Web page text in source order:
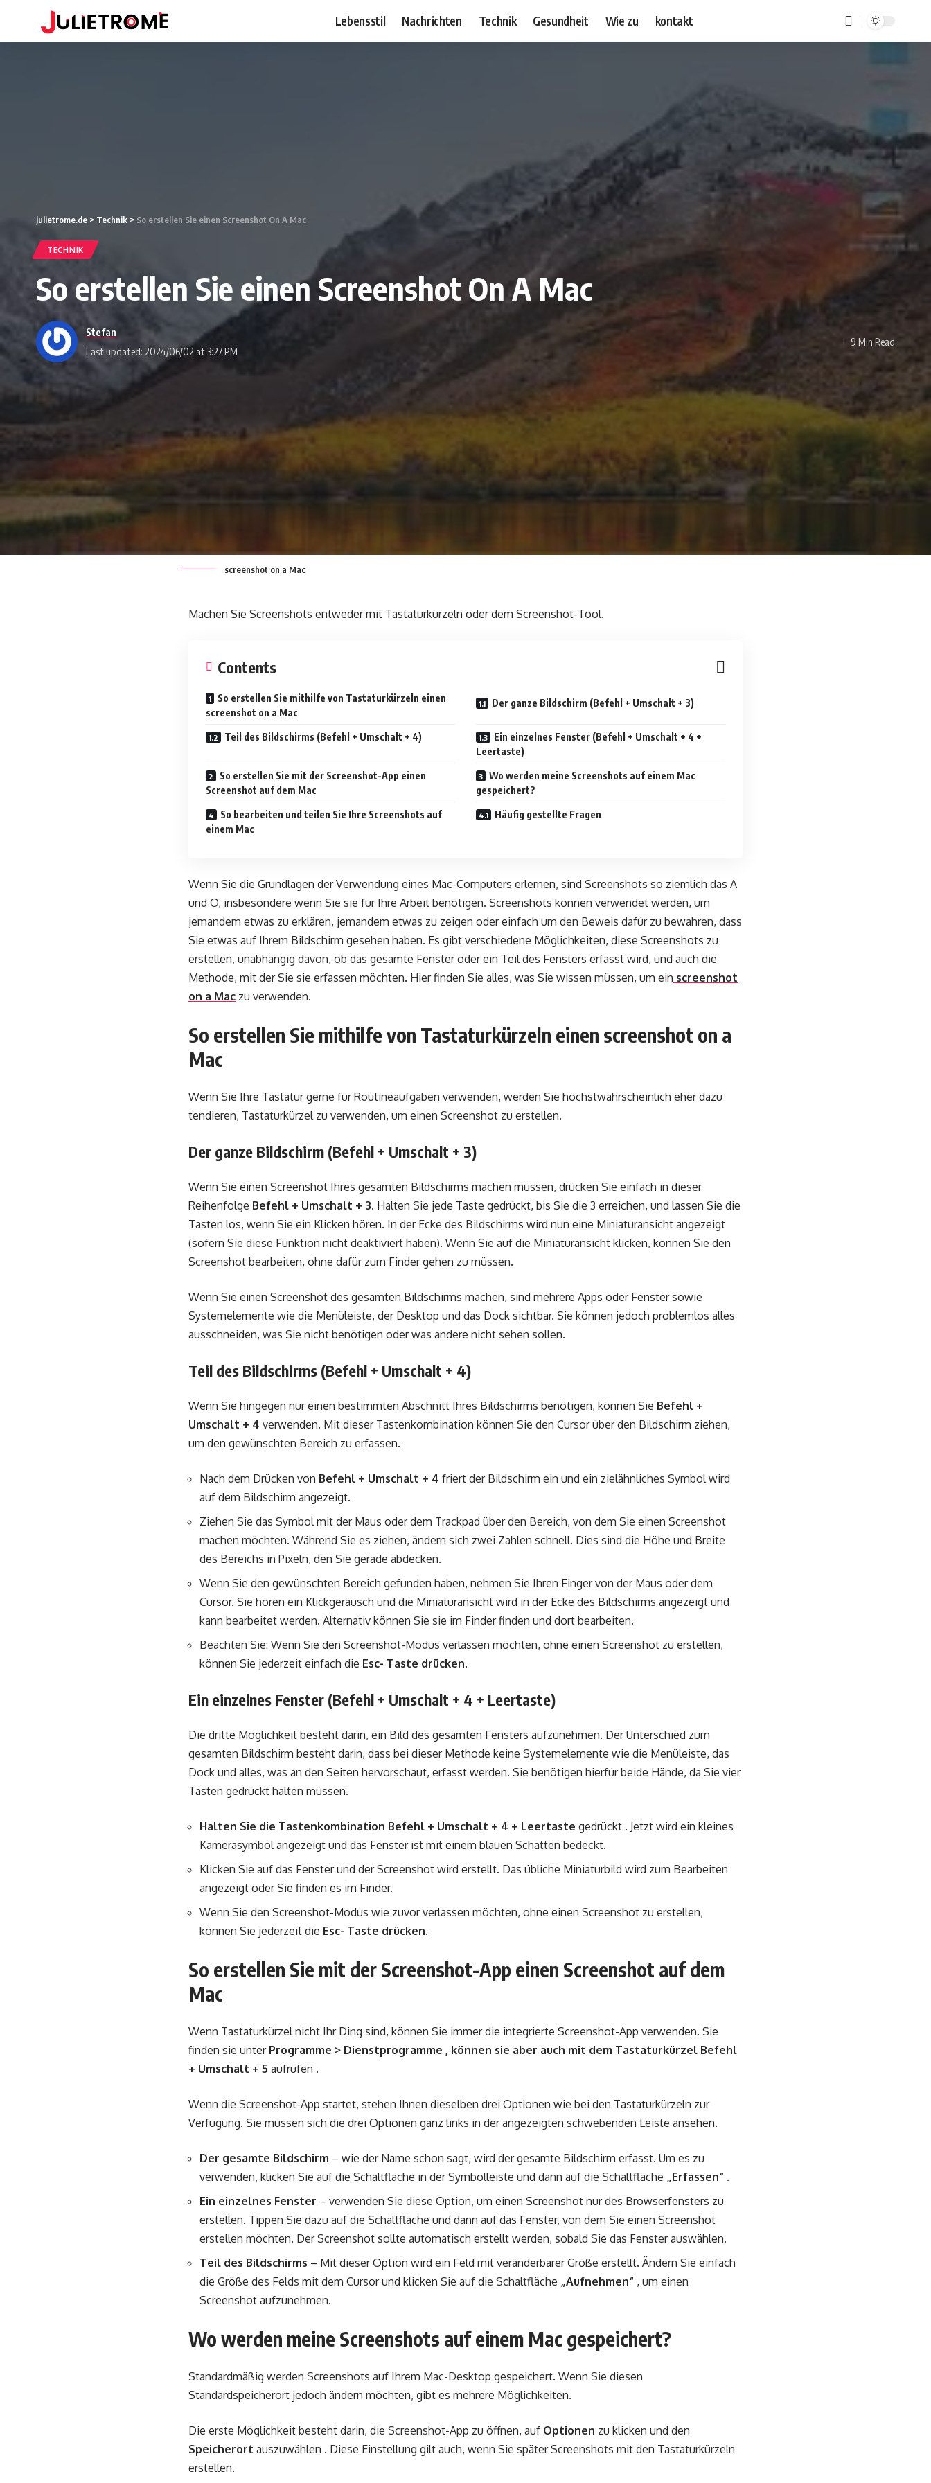
Lebensstil Nachrichten Technik Gesundheit Wie zu kontakt
julietrome.de > Technik > So erstellen Sie einen Screenshot On A Mac
TECHNIK
So erstellen Sie einen Screenshot On A Mac
Last updated: 2024/06/02 at 3:27 PM
Stefan
9 Min Read
screenshot on a Mac
Machen Sie Screenshots entweder mit Tastaturkürzeln oder dem Screenshot-Tool.
Contents
So erstellen Sie mithilfe von Tastaturkürzeln einen
screenshot on a Mac
Der ganze Bildschirm (Befehl + Umschalt + 3)
Teil des Bildschirms (Befehl + Umschalt + 4)
Ein einzelnes Fenster (Befehl + Umschalt + 4 +
Leertaste)
So erstellen Sie mit der Screenshot-App einen
Screenshot auf dem Mac
Wo werden meine Screenshots auf einem Mac
gespeichert?
So bearbeiten und teilen Sie Ihre Screenshots auf
einem Mac
Häufig gestellte Fragen
Wenn Sie die Grundlagen der Verwendung eines Mac-Computers erlernen, sind Screenshots so ziemlich das A
und O, insbesondere wenn Sie sie für Ihre Arbeit benötigen. Screenshots können verwendet werden, um
jemandem etwas zu erklären, jemandem etwas zu zeigen oder einfach um den Beweis dafür zu bewahren, dass
Sie etwas auf Ihrem Bildschirm gesehen haben. Es gibt verschiedene Möglichkeiten, diese Screenshots zu
erstellen, unabhängig davon, ob das gesamte Fenster oder ein Teil des Fensters erfasst wird, und auch die
Methode, mit der Sie sie erfassen möchten. Hier finden Sie alles, was Sie wissen müssen, um ein screenshot
on a Mac zu verwenden.
So erstellen Sie mithilfe von Tastaturkürzeln einen screenshot on a
Mac
Wenn Sie Ihre Tastatur gerne für Routineaufgaben verwenden, werden Sie höchstwahrscheinlich eher dazu
tendieren, Tastaturkürzel zu verwenden, um einen Screenshot zu erstellen.
Der ganze Bildschirm (Befehl + Umschalt + 3)
Wenn Sie einen Screenshot Ihres gesamten Bildschirms machen müssen, drücken Sie einfach in dieser
Reihenfolge Befehl + Umschalt + 3. Halten Sie jede Taste gedrückt, bis Sie die 3 erreichen, und lassen Sie die
Tasten los, wenn Sie ein Klicken hören. In der Ecke des Bildschirms wird nun eine Miniaturansicht angezeigt
(sofern Sie diese Funktion nicht deaktiviert haben). Wenn Sie auf die Miniaturansicht klicken, können Sie den
Screenshot bearbeiten, ohne dafür zum Finder gehen zu müssen.
Wenn Sie einen Screenshot des gesamten Bildschirms machen, sind mehrere Apps oder Fenster sowie
Systemelemente wie die Menüleiste, der Desktop und das Dock sichtbar. Sie können jedoch problemlos alles
ausschneiden, was Sie nicht benötigen oder was andere nicht sehen sollen.
Teil des Bildschirms (Befehl + Umschalt + 4)
Wenn Sie hingegen nur einen bestimmten Abschnitt Ihres Bildschirms benötigen, können Sie Befehl +
Umschalt + 4 verwenden. Mit dieser Tastenkombination können Sie den Cursor über den Bildschirm ziehen,
um den gewünschten Bereich zu erfassen.
Nach dem Drücken von Befehl + Umschalt + 4 friert der Bildschirm ein und ein zielähnliches Symbol wird
auf dem Bildschirm angezeigt.
Ziehen Sie das Symbol mit der Maus oder dem Trackpad über den Bereich, von dem Sie einen Screenshot
machen möchten. Während Sie es ziehen, ändern sich zwei Zahlen schnell. Dies sind die Höhe und Breite
des Bereichs in Pixeln, den Sie gerade abdecken.
Wenn Sie den gewünschten Bereich gefunden haben, nehmen Sie Ihren Finger von der Maus oder dem
Cursor. Sie hören ein Klickgeräusch und die Miniaturansicht wird in der Ecke des Bildschirms angezeigt und
kann bearbeitet werden. Alternativ können Sie sie im Finder finden und dort bearbeiten.
Beachten Sie: Wenn Sie den Screenshot-Modus verlassen möchten, ohne einen Screenshot zu erstellen,
können Sie jederzeit einfach die Esc- Taste drücken.
Ein einzelnes Fenster (Befehl + Umschalt + 4 + Leertaste)
Die dritte Möglichkeit besteht darin, ein Bild des gesamten Fensters aufzunehmen. Der Unterschied zum
gesamten Bildschirm besteht darin, dass bei dieser Methode keine Systemelemente wie die Menüleiste, das
Dock und alles, was an den Seiten hervorschaut, erfasst werden. Sie benötigen hierfür beide Hände, da Sie vier
Tasten gedrückt halten müssen.
Halten Sie die Tastenkombination Befehl + Umschalt + 4 + Leertaste gedrückt . Jetzt wird ein kleines
Kamerasymbol angezeigt und das Fenster ist mit einem blauen Schatten bedeckt.
Klicken Sie auf das Fenster und der Screenshot wird erstellt. Das übliche Miniaturbild wird zum Bearbeiten
angezeigt oder Sie finden es im Finder.
Wenn Sie den Screenshot-Modus wie zuvor verlassen möchten, ohne einen Screenshot zu erstellen,
können Sie jederzeit die Esc- Taste drücken.
So erstellen Sie mit der Screenshot-App einen Screenshot auf dem
Mac
Wenn Tastaturkürzel nicht Ihr Ding sind, können Sie immer die integrierte Screenshot-App verwenden. Sie
finden sie unter Programme > Dienstprogramme , können sie aber auch mit dem Tastaturkürzel Befehl
+ Umschalt + 5 aufrufen .
Wenn die Screenshot-App startet, stehen Ihnen dieselben drei Optionen wie bei den Tastaturkürzeln zur
Verfügung. Sie müssen sich die drei Optionen ganz links in der angezeigten schwebenden Leiste ansehen.
Der gesamte Bildschirm – wie der Name schon sagt, wird der gesamte Bildschirm erfasst. Um es zu
verwenden, klicken Sie auf die Schaltfläche in der Symbolleiste und dann auf die Schaltfläche „Erfassen“ .
Ein einzelnes Fenster – verwenden Sie diese Option, um einen Screenshot nur des Browserfensters zu
erstellen. Tippen Sie dazu auf die Schaltfläche und dann auf das Fenster, von dem Sie einen Screenshot
erstellen möchten. Der Screenshot sollte automatisch erstellt werden, sobald Sie das Fenster auswählen.
Teil des Bildschirms – Mit dieser Option wird ein Feld mit veränderbarer Größe erstellt. Ändern Sie einfach
die Größe des Felds mit dem Cursor und klicken Sie auf die Schaltfläche „Aufnehmen“ , um einen
Screenshot aufzunehmen.
Wo werden meine Screenshots auf einem Mac gespeichert?
Standardmäßig werden Screenshots auf Ihrem Mac-Desktop gespeichert. Wenn Sie diesen
Standardspeicherort jedoch ändern möchten, gibt es mehrere Möglichkeiten.
Die erste Möglichkeit besteht darin, die Screenshot-App zu öffnen, auf Optionen zu klicken und den
Speicherort auszuwählen . Diese Einstellung gilt auch, wenn Sie später Screenshots mit den Tastaturkürzeln
erstellen.